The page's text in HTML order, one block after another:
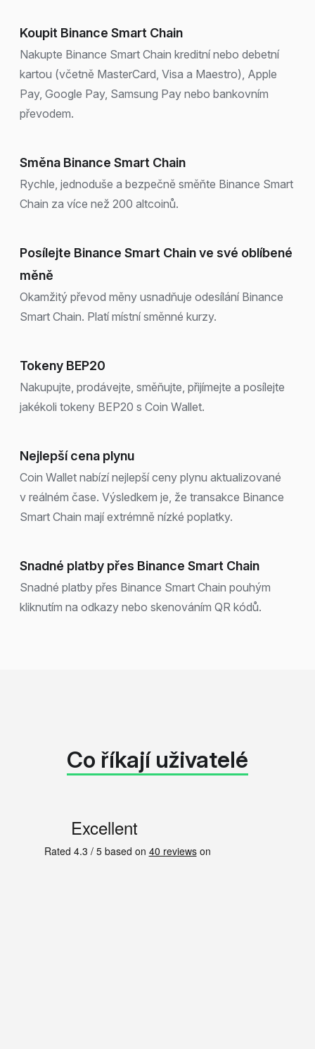
Koupit Binance Smart Chain
Nakupte Binance Smart Chain kreditní nebo debetní
kartou (včetně MasterCard, Visa a Maestro), Apple
Pay, Google Pay, Samsung Pay nebo bankovním
převodem.
Směna Binance Smart Chain
Rychle, jednoduše a bezpečně směňte Binance Smart
Chain za více než 200 altcoinů.
Posílejte Binance Smart Chain ve své oblíbené
měně
Okamžitý převod měny usnadňuje odesílání Binance
Smart Chain. Platí místní směnné kurzy.
Tokeny BEP20
Nakupujte, prodávejte, směňujte, přijímejte a posílejte
jakékoli tokeny BEP20 s Coin Wallet.
Nejlepší cena plynu
Coin Wallet nabízí nejlepší ceny plynu aktualizované
v reálném čase. Výsledkem je, že transakce Binance
Smart Chain mají extrémně nízké poplatky.
Snadné platby přes Binance Smart Chain
Snadné platby přes Binance Smart Chain pouhým
kliknutím na odkazy nebo skenováním QR kódů.
Co říkají uživatelé